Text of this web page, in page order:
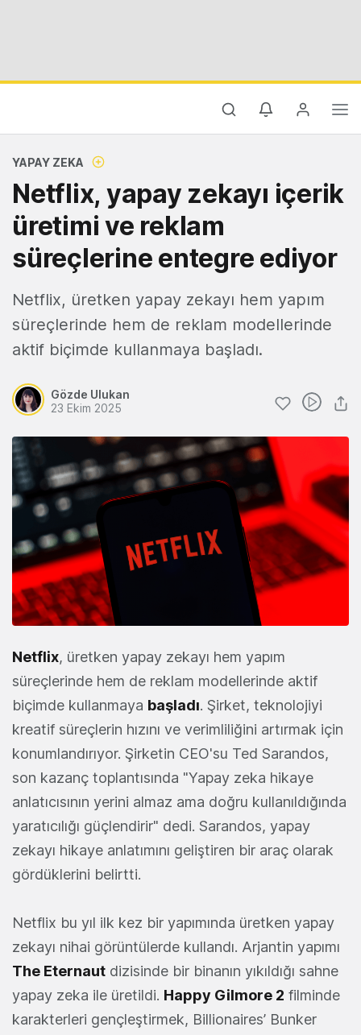
YAPAY ZEKA
Netflix, yapay zekayı içerik
üretimi ve reklam
süreçlerine entegre ediyor
Netflix, üretken yapay zekayı hem yapım
süreçlerinde hem de reklam modellerinde
aktif biçimde kullanmaya başladı.
Gözde Ulukan
23 Ekim 2025
Netflix, üretken yapay zekayı hem yapım
süreçlerinde hem de reklam modellerinde aktif
biçimde kullanmaya başladı. Şirket, teknolojiyi
kreatif süreçlerin hızını ve verimliliğini artırmak için
konumlandırıyor. Şirketin CEO'su Ted Sarandos,
son kazanç toplantısında "Yapay zeka hikaye
anlatıcısının yerini almaz ama doğru kullanıldığında
yaratıcılığı güçlendirir" dedi. Sarandos, yapay
zekayı hikaye anlatımını geliştiren bir araç olarak
gördüklerini belirtti.
Netflix bu yıl ilk kez bir yapımında üretken yapay
zekayı nihai görüntülerde kullandı. Arjantin yapımı
The Eternaut dizisinde bir binanın yıkıldığı sahne
yapay zeka ile üretildi. Happy Gilmore 2 filminde
karakterleri gençleştirmek, Billionaires’ Bunker